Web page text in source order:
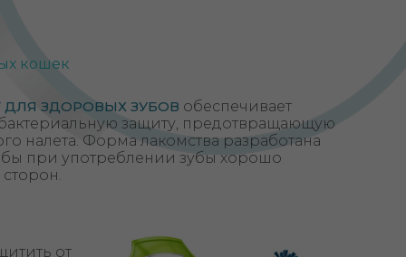
кошек
ЗДОРОВЫХ ЗУБОВ обеспечивает
защиту, предотвращающую
налета. Форма лакомства разработана
при употреблении зубы хорошо
от